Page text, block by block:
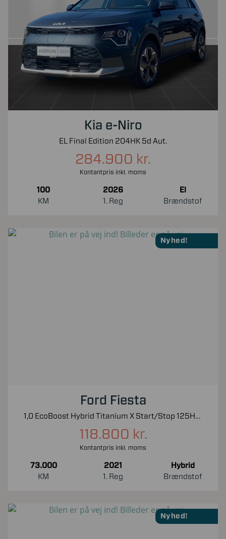
Kia e-Niro
EL Final Edition 204HK 5d Aut.
284.900 kr.
Kontantpris inkl. moms
100
KM
2026
1. Reg
El
Brændstof
Nyhed!
Ford Fiesta
1,0 EcoBoost Hybrid Titanium X Start/Stop 125HK 5d 6g
118.800 kr.
Kontantpris inkl. moms
73.000
KM
2021
1. Reg
Hybrid
Brændstof
Nyhed!